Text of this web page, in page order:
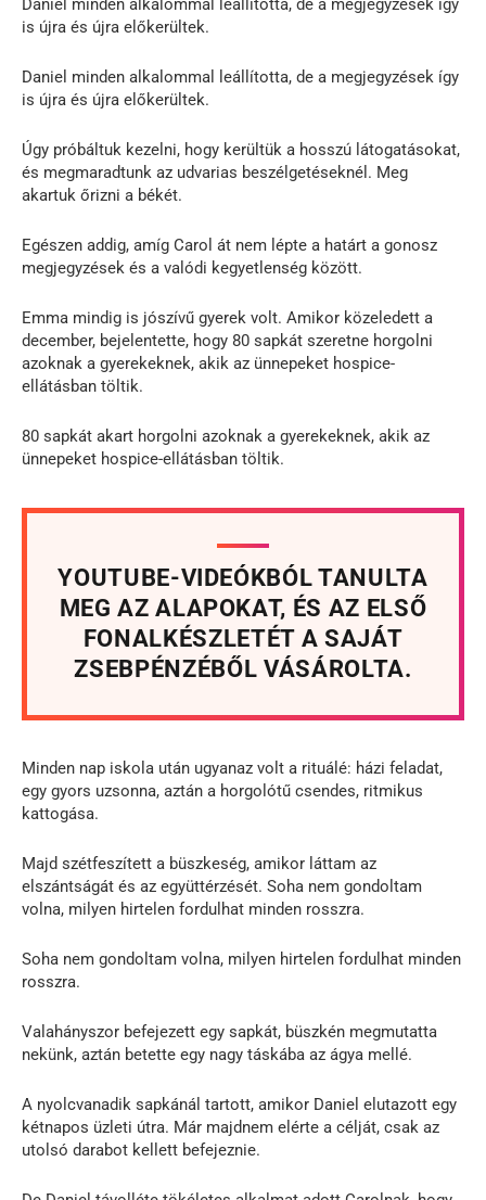
Daniel minden alkalommal leállította, de a megjegyzések így
is újra és újra előkerültek.
Daniel minden alkalommal leállította, de a megjegyzések így
is újra és újra előkerültek.
Úgy próbáltuk kezelni, hogy kerültük a hosszú látogatásokat,
és megmaradtunk az udvarias beszélgetéseknél. Meg
akartuk őrizni a békét.
Egészen addig, amíg Carol át nem lépte a határt a gonosz
megjegyzések és a valódi kegyetlenség között.
Emma mindig is jószívű gyerek volt. Amikor közeledett a
december, bejelentette, hogy 80 sapkát szeretne horgolni
azoknak a gyerekeknek, akik az ünnepeket hospice-
ellátásban töltik.
80 sapkát akart horgolni azoknak a gyerekeknek, akik az
ünnepeket hospice-ellátásban töltik.
YOUTUBE-VIDEÓKBÓL TANULTA
MEG AZ ALAPOKAT, ÉS AZ ELSŐ
FONALKÉSZLETÉT A SAJÁT
ZSEBPÉNZÉBŐL VÁSÁROLTA.
Minden nap iskola után ugyanaz volt a rituálé: házi feladat,
egy gyors uzsonna, aztán a horgolótű csendes, ritmikus
kattogása.
Majd szétfeszített a büszkeség, amikor láttam az
elszántságát és az együttérzését. Soha nem gondoltam
volna, milyen hirtelen fordulhat minden rosszra.
Soha nem gondoltam volna, milyen hirtelen fordulhat minden
rosszra.
Valahányszor befejezett egy sapkát, büszkén megmutatta
nekünk, aztán betette egy nagy táskába az ágya mellé.
A nyolcvanadik sapkánál tartott, amikor Daniel elutazott egy
kétnapos üzleti útra. Már majdnem elérte a célját, csak az
utolsó darabot kellett befejeznie.